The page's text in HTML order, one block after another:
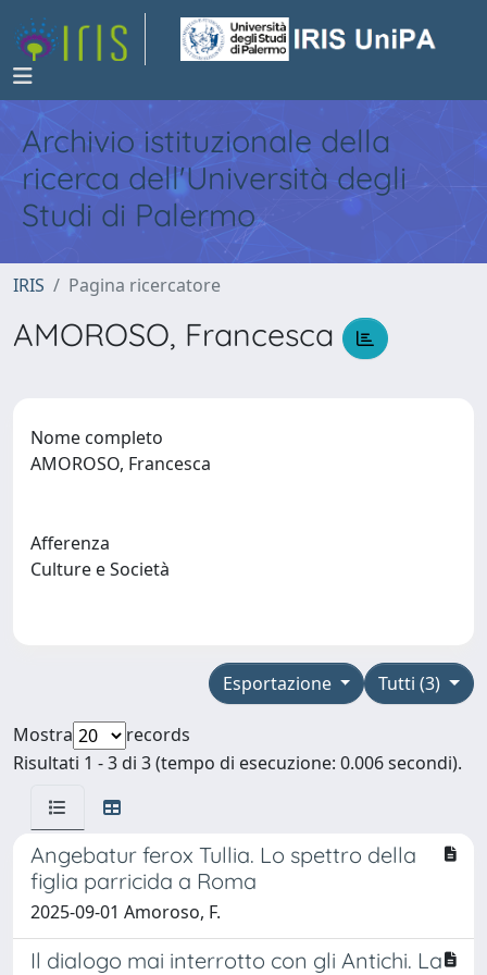
Archivio istituzionale della
ricerca dell'Università degli
Studi di Palermo
IRIS Pagina ricercatore
AMOROSO, Francesca
Nome completo
AMOROSO, Francesca
Afferenza
Culture e Società
Tutti (3)
Esportazione
Mostra
records
Risultati 1 - 3 di 3 (tempo di esecuzione: 0.006 secondi).
Angebatur ferox Tullia. Lo spettro della
figlia parricida a Roma
2025-09-01 Amoroso, F.
Il dialogo mai interrotto con gli Antichi. La